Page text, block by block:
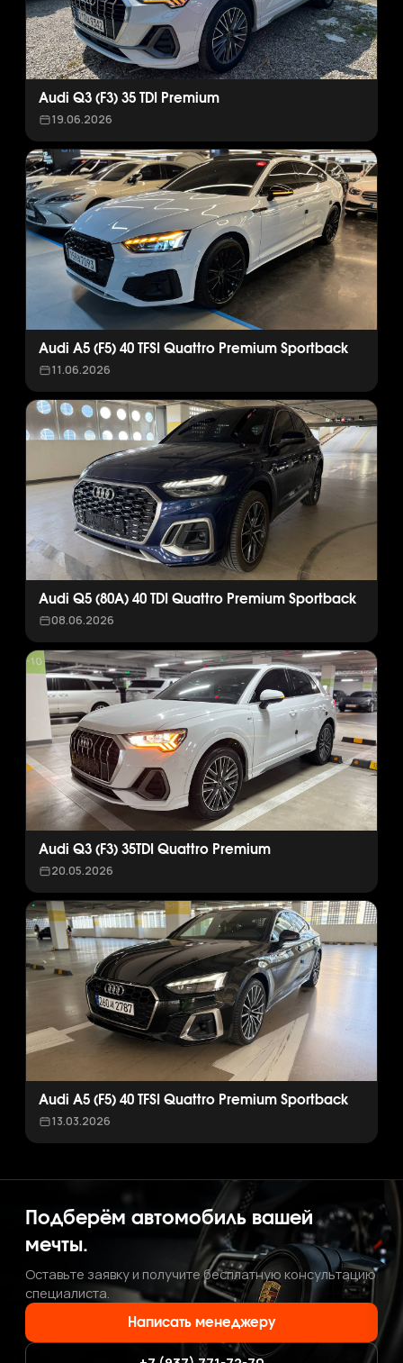
Audi Q3 (F3) 35 TDI Premium
19.06.2026
Audi A5 (F5) 40 TFSI Quattro Premium Sportback
11.06.2026
Audi Q5 (80A) 40 TDI Quattro Premium Sportback
08.06.2026
Audi Q3 (F3) 35TDI Quattro Premium
20.05.2026
Audi A5 (F5) 40 TFSI Quattro Premium Sportback
13.03.2026
Подберём автомобиль вашей
мечты.
Оставьте заявку и получите бесплатную консультацию
специалиста.
Написать менеджеру